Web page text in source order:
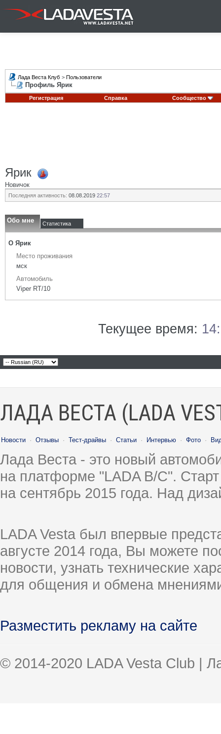
Лада Веста Клуб > Пользователи
Профиль Ярик
Регистрация Справка Сообщество
Ярик
Новичок
Последняя активность: 08.08.2019 22:57
Обо мне Статистика
О Ярик
Место проживания
мск
Автомобиль
Viper RT/10
Текущее время:
ЛАДА ВЕСТА (LADA
Новости · Отзывы · Тест-драйвы · Статьи · Интервью · Фото ·
Лада Веста - это новый
на платформе "LADA B/C".
на сентябрь 2015 года. Над
LADA Vesta был впервые
августе 2014 года, Вы можете
новости, узнать технические
для общения и обмена
Разместить рекламу на сайте
© 2014-2020 LADA Vesta Club |